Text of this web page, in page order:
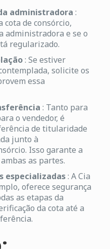
administradora :
cota de consórcio,
administradora e se o
regularizado.
: Se estiver
solicite os
essa
: Tanto para
o vendedor, é
de titularidade
junto à
Isso garante a
as partes.
especializadas: A Cia
oferece segurança
as etapas da
da cota até a